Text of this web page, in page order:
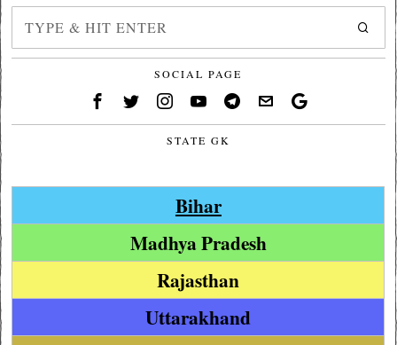
SOCIAL PAGE
STATE GK
Bihar
Madhya Pradesh
Rajasthan
Uttarakhand